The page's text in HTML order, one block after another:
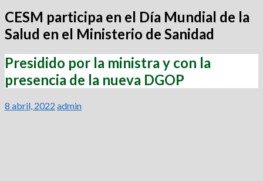
CESM participa en el Día Mundial de la
Salud en el Ministerio de Sanidad
Presidido por la ministra y con la
presencia de la nueva DGOP
8 abril, 2022 admin